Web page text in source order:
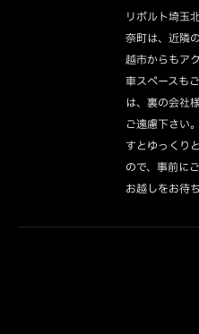
リボルト埼玉
奈町は、近隣
越市からもア
車スペースも
は、裏の会社
ご遠慮下さい
すとゆっくり
ので、事前に
お越しをお待